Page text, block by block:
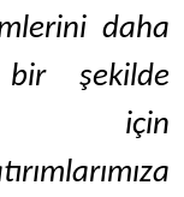
daha
şekilde
için